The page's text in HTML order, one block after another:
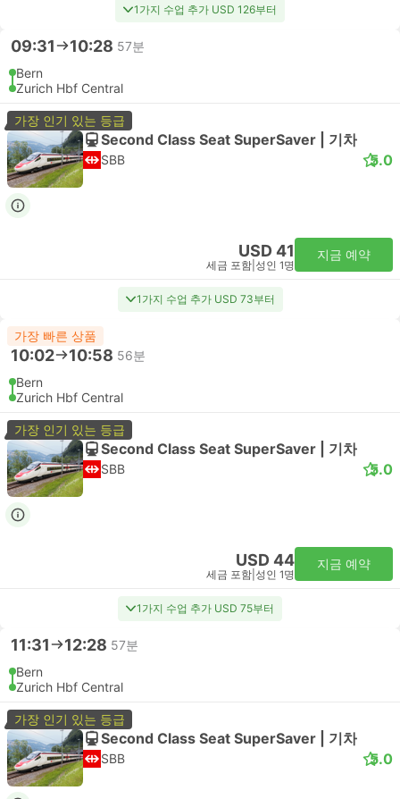
1가지 수업 추가 USD 126부터
09:31 10:28 57분
Bern
Zurich Hbf Central
가장 인기 있는 등급
Second Class Seat SuperSaver | 기차
SBB 5.0
USD 41
세금 포함 성인 1명
지금 예약
1가지 수업 추가 USD 73부터
가장 빠른 상품
10:02 10:58 56분
Bern
Zurich Hbf Central
가장 인기 있는 등급
Second Class Seat SuperSaver | 기차
SBB 5.0
USD 44
세금 포함 성인 1명
지금 예약
1가지 수업 추가 USD 75부터
11:31 12:28 57분
Bern
Zurich Hbf Central
가장 인기 있는 등급
Second Class Seat SuperSaver | 기차
SBB 5.0